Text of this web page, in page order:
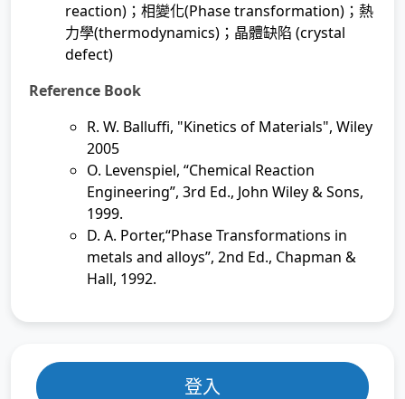
reaction) ；相變化(Phase transformation) ；熱
力學(thermodynamics) ；晶體缺陷 (crystal
defect)
Reference Book
R. W. Balluffi, "Kinetics of Materials", Wiley
2005
O. Levenspiel, “Chemical Reaction
Engineering”, 3rd Ed., John Wiley & Sons,
1999.
D. A. Porter,“Phase Transformations in
metals and alloys”, 2nd Ed., Chapman &
Hall, 1992.
登入